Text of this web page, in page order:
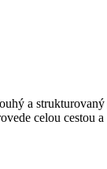
a
celou cestou